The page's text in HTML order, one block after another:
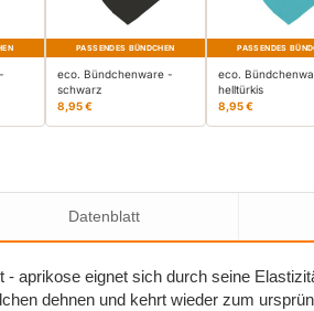
PASSENDES BÜNDCHEN
eco. Bündchenware -
schwarz
8,95 €
PASSENDES
eco.
helltürkis
8,95 €
Datenblatt
aprikose eignet sich durch seine
dehnen und kehrt wieder zum